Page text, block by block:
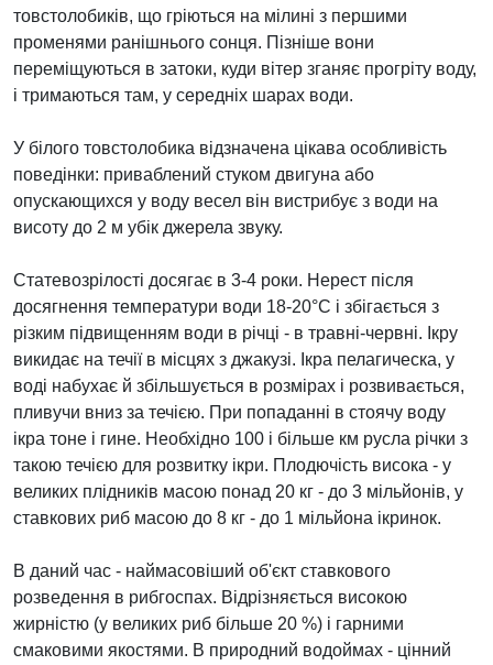
товстолобиків, що гріються на мілині з першими
променями ранішнього сонця. Пізніше вони
переміщуються в затоки, куди вітер зганяє прогріту воду,
і тримаються там, у середніх шарах води.
У білого товстолобика відзначена цікава особливість
поведінки: приваблений стуком двигуна або
опускающихся у воду весел він вистрибує з води на
висоту до 2 м убік джерела звуку.
Статевозрілості досягає в 3-4 роки. Нерест після
досягнення температури води 18-20°C і збігається з
різким підвищенням води в річці - в травні-червні. Ікру
викидає на течії в місцях з джакузі. Ікра пелагическа, у
воді набухає й збільшується в розмірах і розвивається,
пливучи вниз за течією. При попаданні в стоячу воду
ікра тоне і гине. Необхідно 100 і більше км русла річки з
такою течією для розвитку ікри. Плодючість висока - у
великих плідників масою понад 20 кг - до 3 мільйонів, у
ставкових риб масою до 8 кг - до 1 мільйона ікринок.
В даний час - наймасовіший об'єкт ставкового
розведення в рибгоспах. Відрізняється високою
жирністю (у великих риб більше 20 %) і гарними
смаковими якостями. В природний водоймах - цінний